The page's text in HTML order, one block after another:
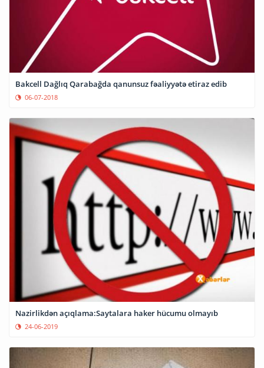
Bakcell Dağlıq Qarabağda qanunsuz fəaliyyətə etiraz edib
06-07-2018
Nazirlikdən açıqlama:Saytalara haker hücumu olmayıb
24-06-2019